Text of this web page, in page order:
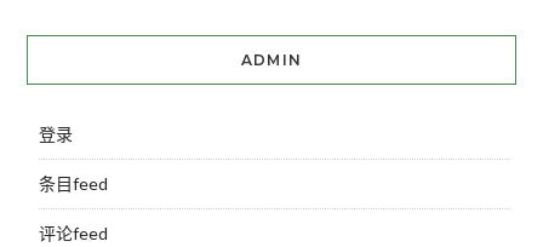
ADMIN
登录
条目feed
评论feed